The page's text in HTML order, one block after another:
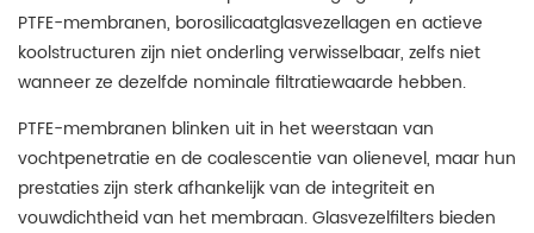
PTFE-membranen, borosilicaatglasvezellagen en actieve
koolstructuren zijn niet onderling verwisselbaar, zelfs niet
wanneer ze dezelfde nominale filtratiewaarde hebben.
PTFE-membranen blinken uit in het weerstaan ​​van
vochtpenetratie en de coalescentie van olienevel, maar hun
prestaties zijn sterk afhankelijk van de integriteit en
vouwdichtheid van het membraan. Glasvezelfilters bieden